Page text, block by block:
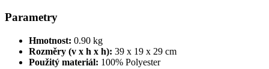
Parametry
Hmotnost: 0.90 kg
Rozměry (v x h x h): 39 x 19 x 29 cm
Použitý materiál: 100% Polyester